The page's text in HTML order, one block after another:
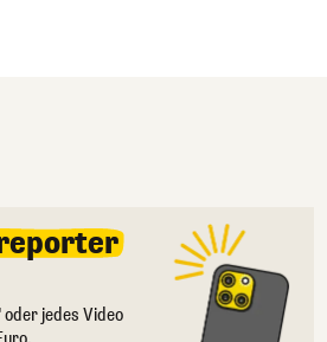
oder jedes Video